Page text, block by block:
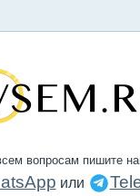
вопросам пишите
или